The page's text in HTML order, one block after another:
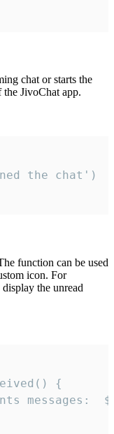
chat or starts the
JivoChat app.
function can be used
icon. For
the unread
{